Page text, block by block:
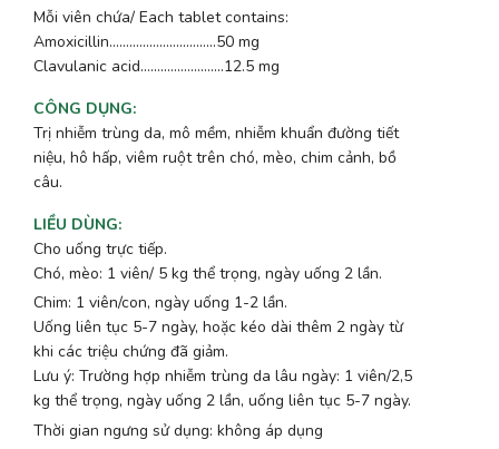
Mỗi viên chứa/ Each tablet contains:
Amoxicillin................................50 mg
Clavulanic acid.........................12.5 mg
CÔNG DỤNG:
Trị nhiễm trùng da, mô mềm, nhiễm khuẩn đường tiết
niệu, hô hấp, viêm ruột trên chó, mèo, chim cảnh, bồ
câu.
LIỀU DÙNG:
Cho uống trực tiếp.
Chó, mèo: 1 viên/ 5 kg thể trọng, ngày uống 2 lần.
Chim: 1 viên/con, ngày uống 1-2 lần.
Uống liên tục 5-7 ngày, hoặc kéo dài thêm 2 ngày từ
khi các triệu chứng đã giảm.
Lưu ý: Trường hợp nhiễm trùng da lâu ngày: 1 viên/2,5
kg thể trọng, ngày uống 2 lần, uống liên tục 5-7 ngày.
Thời gian ngưng sử dụng: không áp dụng